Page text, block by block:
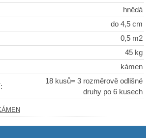
hnědá
do 4,5 cm
0,5 m2
45 kg
kámen
18 kusů= 3 rozměrově odlišné
druhy po 6 kusech